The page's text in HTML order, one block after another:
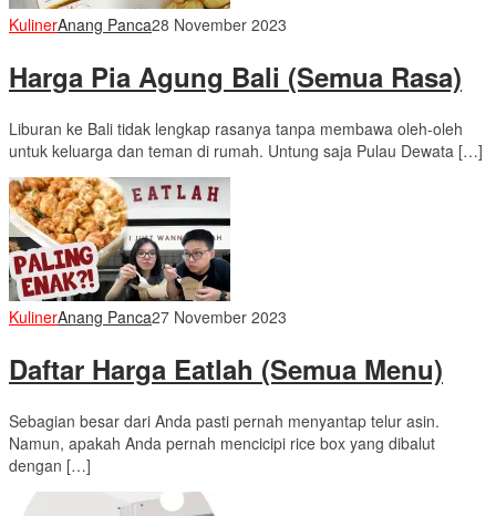
KulinerAnang Panca28 November 2023
Harga Pia Agung Bali (Semua Rasa)
Liburan ke Bali tidak lengkap rasanya tanpa membawa oleh-oleh
untuk keluarga dan teman di rumah. Untung saja Pulau Dewata […]
KulinerAnang Panca27 November 2023
Daftar Harga Eatlah (Semua Menu)
Sebagian besar dari Anda pasti pernah menyantap telur asin.
Namun, apakah Anda pernah mencicipi rice box yang dibalut
dengan […]